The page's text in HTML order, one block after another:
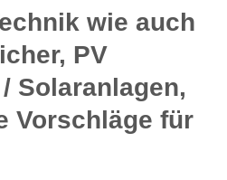
wie auch
PV
Solaranlagen,
Vorschläge für